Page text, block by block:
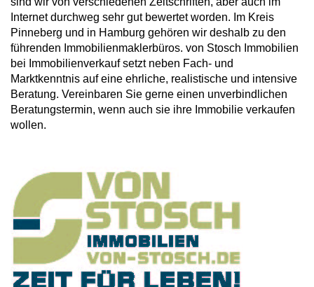
Internet durchweg sehr gut bewertet worden. Im Kreis
Pinneberg und in Hamburg gehören wir deshalb zu den
führenden Immobilienmaklerbüros. von Stosch Immobilien
bei Immobilienverkauf setzt neben Fach- und
Marktkenntnis auf eine ehrliche, realistische und intensive
Beratung. Vereinbaren Sie gerne einen unverbindlichen
Beratungstermin, wenn auch sie ihre Immobilie verkaufen
wollen.